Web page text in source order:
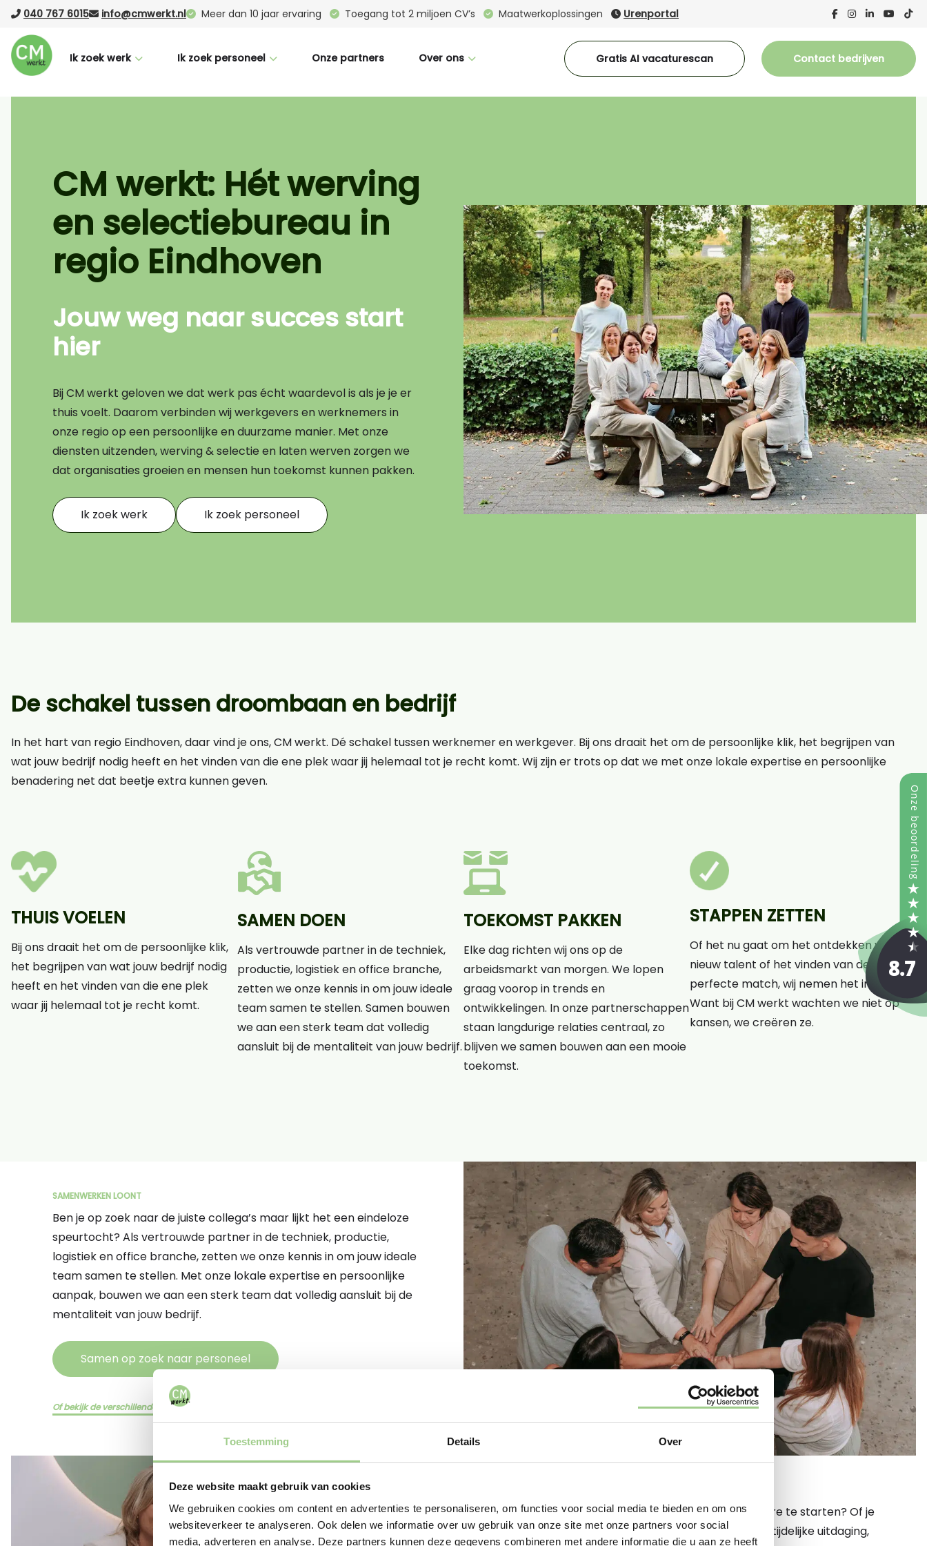
Toestemming Details Over
Deze website maakt gebruik van cookies
We gebruiken cookies om content en advertenties te personaliseren, om functies voor social media te bieden en om ons
websiteverkeer te analyseren. Ook delen we informatie over uw gebruik van onze site met onze partners voor social
media, adverteren en analyse. Deze partners kunnen deze gegevens combineren met andere informatie die u aan ze heeft
040 767 6015 info@cmwerkt.nl Meer dan 10 jaar ervaring Toegang tot 2 miljoen CV’s Maatwerkoplossingen Urenportal
Ik zoek werk
Voor werknemers
Nederlandse taalcursus
Logistiek
Office
Bouw
Transport
AI CV scan
Ik zoek personeel
Voor werkgevers
Vacature Boost
Uitzenden
Onze partners Over ons
Wie zijn wij
Downloads
Gratis AI vacaturescan Contact bedrijven
CM werkt: Hét werving
en selectiebureau in
regio Eindhoven
Jouw weg naar succes start
hier
Bij CM werkt geloven we dat werk pas écht waardevol is als je je er
thuis voelt. Daarom verbinden wij werkgevers en werknemers in
onze regio op een persoonlijke en duurzame manier. Met onze
diensten uitzenden, werving & selectie en laten werven zorgen we
dat organisaties groeien en mensen hun toekomst kunnen pakken.
Ik zoek werk Ik zoek personeel
De schakel tussen droombaan en bedrijf
In het hart van regio Eindhoven, daar vind je ons, CM werkt. Dé schakel tussen werknemer en werkgever. Bij ons draait het om de persoonlijke klik, het begrijpen van
wat jouw bedrijf nodig heeft en het vinden van die ene plek waar jij helemaal tot je recht komt. Wij zijn er trots op dat we met onze lokale expertise en persoonlijke
benadering net dat beetje extra kunnen geven.
THUIS VOELEN
Bij ons draait het om de persoonlijke klik,
het begrijpen van wat jouw bedrijf nodig
heeft en het vinden van die ene plek
waar jij helemaal tot je recht komt.
SAMEN DOEN
Als vertrouwde partner in de techniek,
productie, logistiek en office branche,
zetten we onze kennis in om jouw ideale
team samen te stellen. Samen bouwen
we aan een sterk team dat volledig
aansluit bij de mentaliteit van jouw bedrijf.
TOEKOMST PAKKEN
Elke dag richten wij ons op de
arbeidsmarkt van morgen. We lopen
graag voorop in trends en
ontwikkelingen. In onze partnerschappen
staan langdurige relaties centraal, zo
blijven we samen bouwen aan een mooie
toekomst.
STAPPEN ZETTEN
Of het nu gaat om het ontdekken van
nieuw talent of het vinden van de
perfecte match, wij nemen het initiatief.
Want bij CM werkt wachten we niet op
kansen, we creëren ze.
SAMENWERKEN LOONT
Ben je op zoek naar de juiste collega’s maar lijkt het een eindeloze
speurtocht? Als vertrouwde partner in de techniek, productie,
logistiek en office branche, zetten we onze kennis in om jouw ideale
team samen te stellen. Met onze lokale expertise en persoonlijke
aanpak, bouwen we aan een sterk team dat volledig aansluit bij de
mentaliteit van jouw bedrijf.
Samen op zoek naar personeel
Of bekijk de verschillende diensten hier
Sta je op het punt om een nieuwe fase in je carrière te starten? Of je
nu op zoek bent naar een vaste baan of juist een tijdelijke uitdaging,